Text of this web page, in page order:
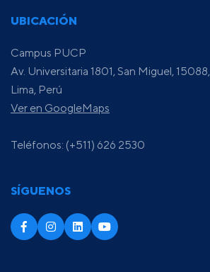
UBICACIÓN
Campus PUCP
Av. Universitaria 1801, San Miguel, 15088,
Lima, Perú
Ver en GoogleMaps
Teléfonos: (+511) 626 2530
SÍGUENOS